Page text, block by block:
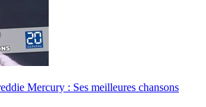
Mercury : Ses meilleures chansons